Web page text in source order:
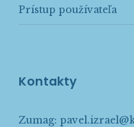
Prístup používateľa
Kontakty
Zumag: